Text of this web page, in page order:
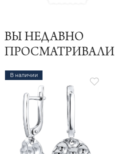
ВЫ НЕДАВНО
ПРОСМАТРИВАЛИ
В наличии